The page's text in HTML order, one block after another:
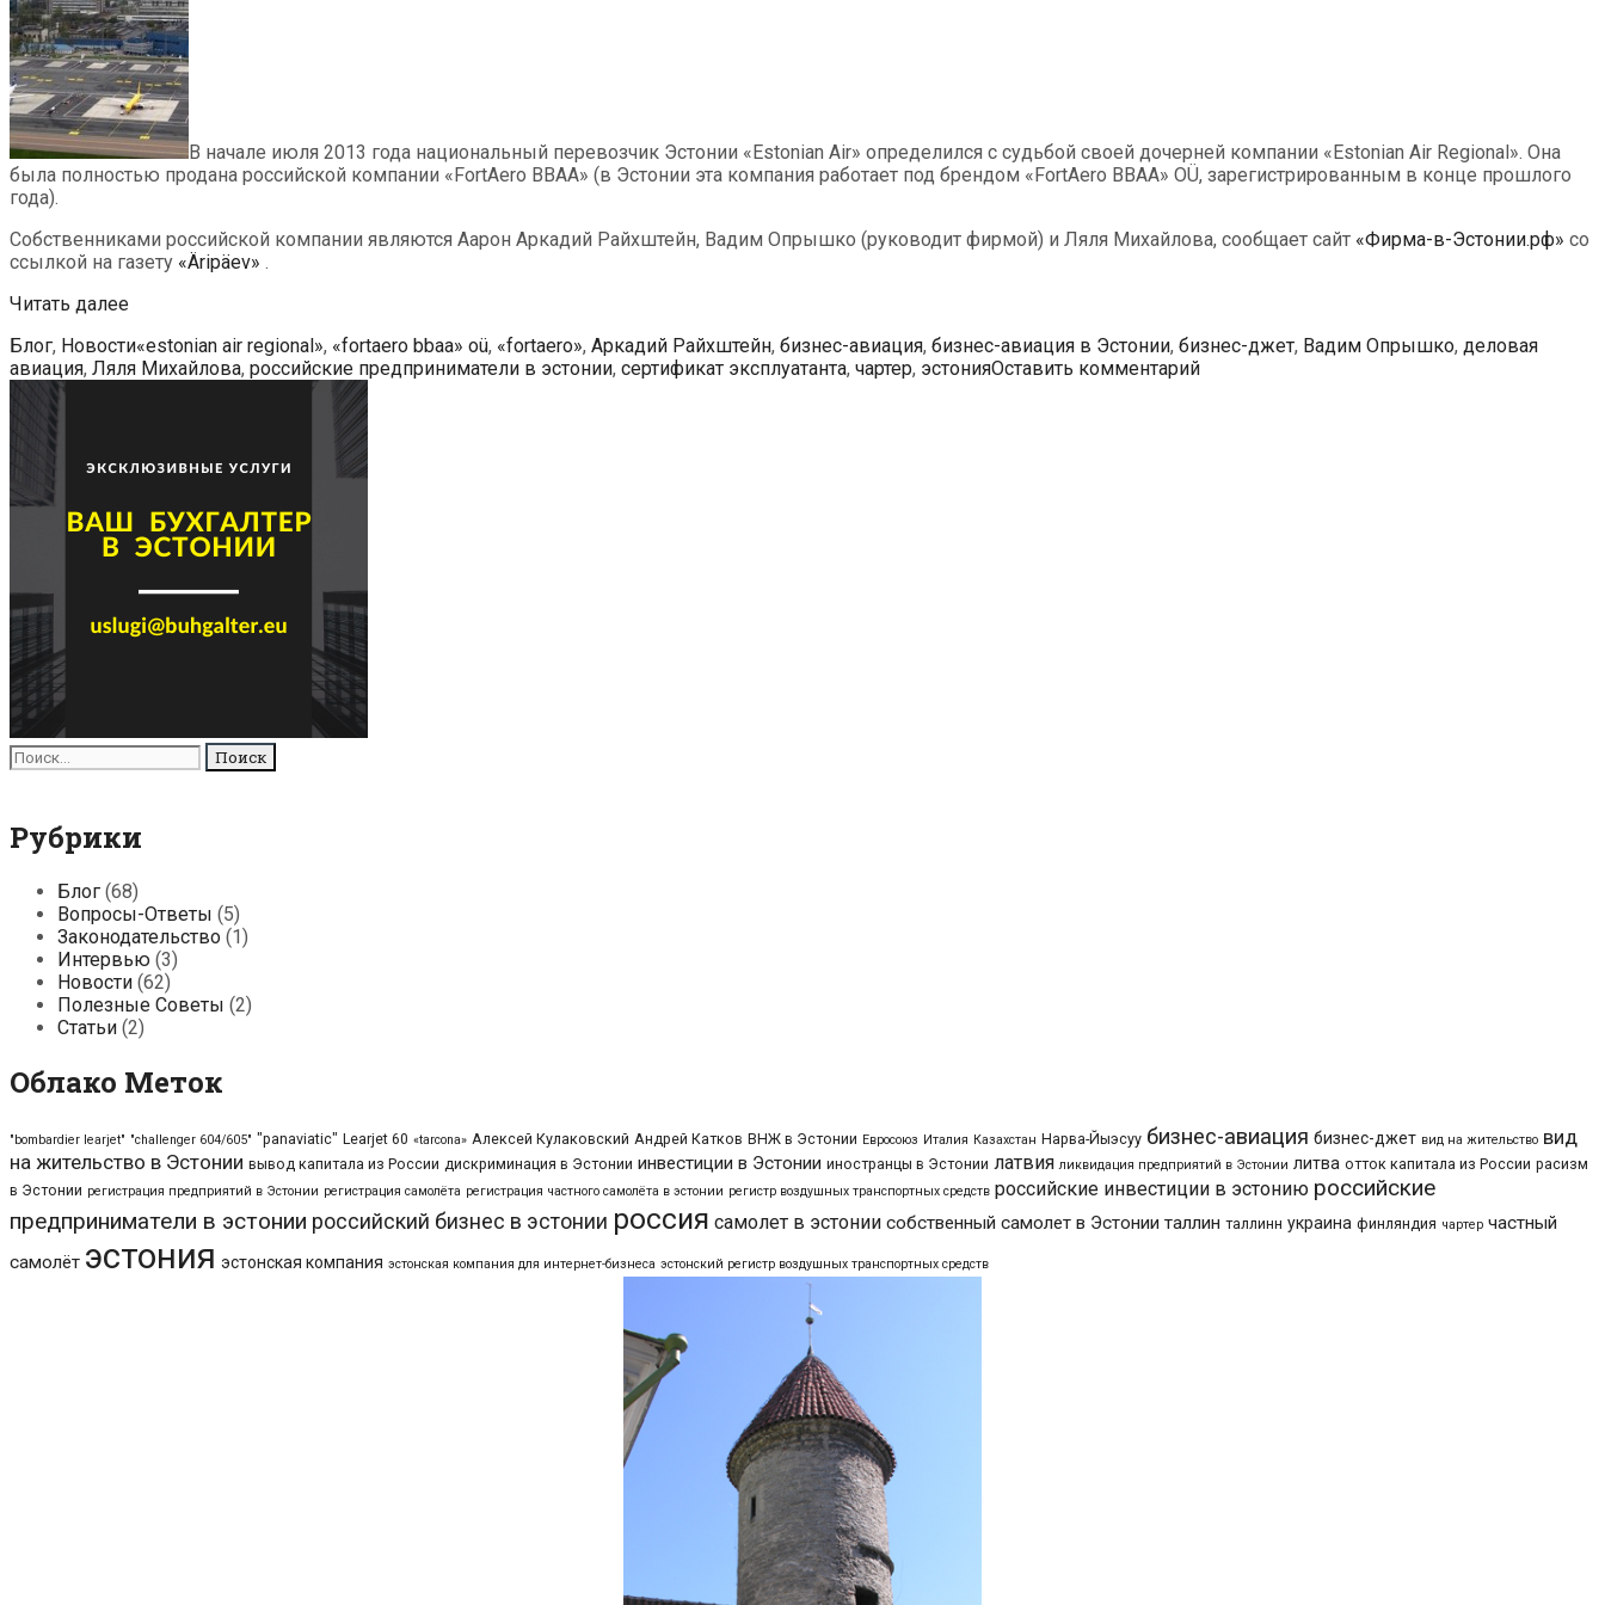
В начале июля 2013 года национальный перевозчик Эстонии «Estonian Air» определился с судьбой своей дочерней компании «Estonian Air Regional». Она
была полностью продана российской компании «FortAero BBAA» (в Эстонии эта компания работает под брендом «FortAero BBAA» OÜ, зарегистрированным в конце прошлого
года).
Собственниками российской компании являются Аарон Аркадий Райхштейн, Вадим Опрышко (руководит фирмой) и Ляля Михайлова, сообщает сайт «Фирма-в-Эстонии.рф» со
ссылкой на газету «Äripäev» .
Читать далееАвиакомпания
Air
Regional»
россиян
Рубрики
Блог, НовостиМетки
«estonian air regional», «fortaero bbaa» oü, «fortaero», Аркадий Райхштейн, бизнес-авиация, бизнес-авиация в Эстонии, бизнес-джет, Вадим Опрышко, деловая
авиация, Ляля Михайлова, российские предприниматели в эстонии, сертификат эксплуатанта, чартер, эстонияОставить комментарий
Поиск
для:
Рубрики
Блог (68)
Вопросы-Ответы (5)
Законодательство (1)
Интервью (3)
Новости (62)
Полезные Советы (2)
Статьи (2)
Облако Меток
"bombardier learjet" "challenger 604/605" "panaviatic" Learjet 60 «tarcona» Алексей Кулаковский Андрей Катков ВНЖ в Эстонии Евросоюз Италия Казахстан Нарва-Йыэсуу бизнес-авиация бизнес-джет вид на жительство вид
на жительство в Эстонии вывод капитала из России дискриминация в Эстонии инвестиции в Эстонии иностранцы в Эстонии латвия ликвидация предприятий в Эстонии литва отток капитала из России расизм
в Эстонии регистрация предприятий в Эстонии регистрация самолёта регистрация частного самолёта в эстонии регистр воздушных транспортных средств российские инвестиции в эстонию российские
предприниматели в эстонии российский бизнес в эстонии россия самолет в эстонии собственный самолет в Эстонии таллин таллинн украина финляндия чартер частный
самолёт эстония эстонская компания эстонская компания для интернет-бизнеса эстонский регистр воздушных транспортных средств